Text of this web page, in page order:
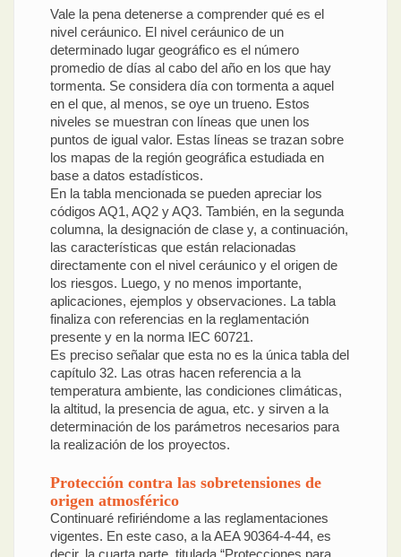
Vale la pena detenerse a comprender qué es el
nivel ceráunico. El nivel ceráunico de un
determinado lugar geográfico es el número
promedio de días al cabo del año en los que hay
tormenta. Se considera día con tormenta a aquel
en el que, al menos, se oye un trueno. Estos
niveles se muestran con líneas que unen los
puntos de igual valor. Estas líneas se trazan sobre
los mapas de la región geográfica estudiada en
base a datos estadísticos.
En la tabla mencionada se pueden apreciar los
códigos AQ1, AQ2 y AQ3. También, en la segunda
columna, la designación de clase y, a continuación,
las características que están relacionadas
directamente con el nivel ceráunico y el origen de
los riesgos. Luego, y no menos importante,
aplicaciones, ejemplos y observaciones. La tabla
finaliza con referencias en la reglamentación
presente y en la norma IEC 60721.
Es preciso señalar que esta no es la única tabla del
capítulo 32. Las otras hacen referencia a la
temperatura ambiente, las condiciones climáticas,
la altitud, la presencia de agua, etc. y sirven a la
determinación de los parámetros necesarios para
la realización de los proyectos.
Protección contra las sobretensiones de
origen atmosférico
Continuaré refiriéndome a las reglamentaciones
vigentes. En este caso, a la AEA 90364-4-44, es
decir, la cuarta parte, titulada “Protecciones para